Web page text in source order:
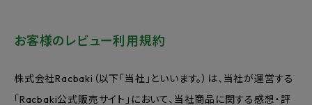
お客様のレビュー利用規約
株式会社Racbaki（以下「当社」といいます。）は、当社が運営する
「Racbaki公式販売サイト」において、当社商品に関する感想・評